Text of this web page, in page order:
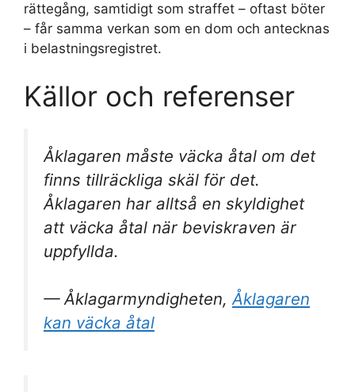
rättegång, samtidigt som straffet – oftast böter
– får samma verkan som en dom och antecknas
i belastningsregistret.
Källor och referenser
Åklagaren måste väcka åtal om det
finns tillräckliga skäl för det.
Åklagaren har alltså en skyldighet
att väcka åtal när beviskraven är
uppfyllda.
— Åklagarmyndigheten,Åklagaren
kan väcka åtal